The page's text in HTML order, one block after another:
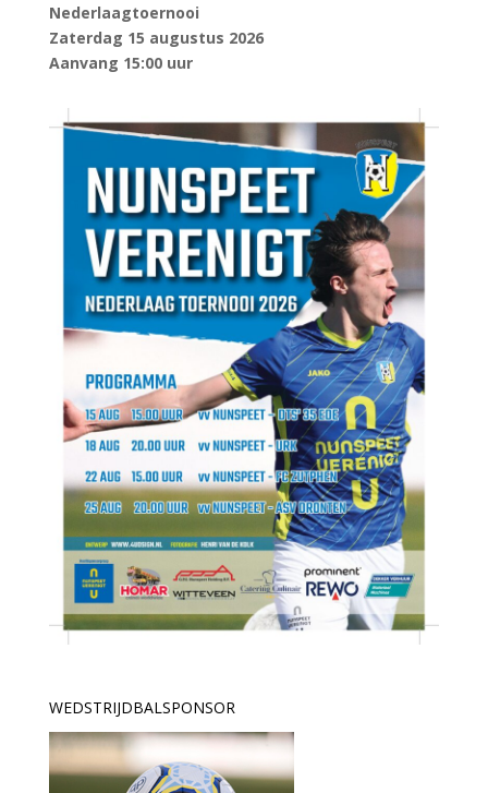
Nederlaagtoernooi
Zaterdag 15 augustus 2026
Aanvang 15:00 uur
WEDSTRIJDBALSPONSOR